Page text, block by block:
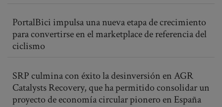
PortalBici impulsa una nueva etapa de crecimiento
para convertirse en el marketplace de referencia del
ciclismo
SRP culmina con éxito la desinversión en AGR
Catalysts Recovery, que ha permitido consolidar un
proyecto de economía circular pionero en España